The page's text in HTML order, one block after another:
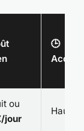
🕒
ou
jour
Haute